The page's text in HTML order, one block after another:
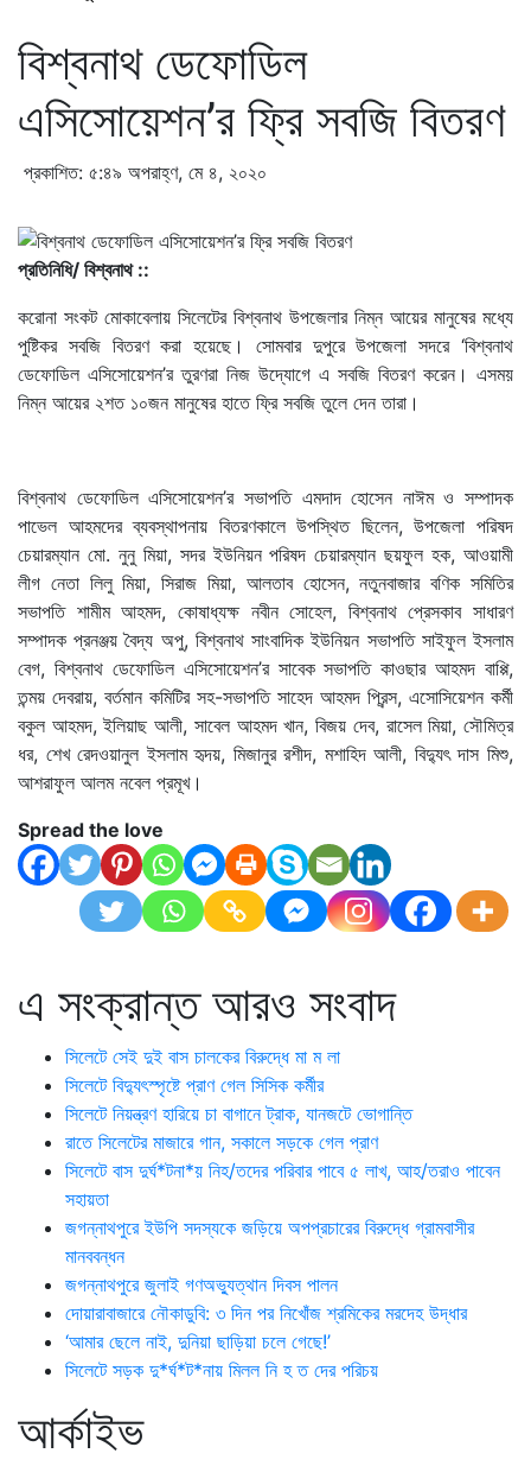
বিশ্বনাথ ডেফোডিল
এসিসোয়েশন’র ফ্রি সবজি বিতরণ
প্রকাশিত: ৫:৪৯ অপরাহ্ণ, মে ৪, ২০২০
প্রতিনিধি/ বিশ্বনাথ ::
করোনা সংকট মোকাবেলায় সিলেটের বিশ্বনাথ উপজেলার নিম্ন আয়ের মানুষের মধ্যে
পুষ্টিকর সবজি বিতরণ করা হয়েছে। সোমবার দুপুরে উপজেলা সদরে ‘বিশ্বনাথ
ডেফোডিল এসিসোয়েশন’র তুরণরা নিজ উদ্যোগে এ সবজি বিতরণ করেন। এসময়
নিম্ন আয়ের ২শত ১০জন মানুষের হাতে ফ্রি সবজি তুলে দেন তারা।
বিশ্বনাথ ডেফোডিল এসিসোয়েশন’র সভাপতি এমদাদ হোসেন নাঈম ও সম্পাদক
পাভেল আহমদের ব্যবস্থাপনায় বিতরণকালে উপস্থিত ছিলেন, উপজেলা পরিষদ
চেয়ারম্যান মো. নুনু মিয়া, সদর ইউনিয়ন পরিষদ চেয়ারম্যান ছয়ফুল হক, আওয়ামী
লীগ নেতা লিলু মিয়া, সিরাজ মিয়া, আলতাব হোসেন, নতুনবাজার বণিক সমিতির
সভাপতি শামীম আহমদ, কোষাধ্যক্ষ নবীন সোহেল, বিশ্বনাথ প্রেসকাব সাধারণ
সম্পাদক প্রনঞ্জয় বৈদ্য অপু, বিশ্বনাথ সাংবাদিক ইউনিয়ন সভাপতি সাইফুল ইসলাম
বেগ, বিশ্বনাথ ডেফোডিল এসিসোয়েশন’র সাবেক সভাপতি কাওছার আহমদ বাপ্পি,
তন্ময় দেবরায়, বর্তমান কমিটির সহ-সভাপতি সাহেদ আহমদ প্রিন্স, এসোসিয়েশন কর্মী
বকুল আহমদ, ইলিয়াছ আলী, সাবেল আহমদ খান, বিজয় দেব, রাসেল মিয়া, সৌমিত্র
ধর, শেখ রেদওয়ানুল ইসলাম হৃদয়, মিজানুর রশীদ, মশাহিদ আলী, বিদ্যুৎ দাস মিশু,
আশরাফুল আলম নবেল প্রমূখ।
Spread the love
এ সংক্রান্ত আরও সংবাদ
সিলেটে সেই দুই বাস চালকের বিরুদ্ধে মা ম লা
সিলেটে বিদ্যুৎস্পৃষ্টে প্রাণ গেল সিসিক কর্মীর
সিলেটে নিয়ন্ত্রণ হারিয়ে চা বাগানে ট্রাক, যানজটে ভোগান্তি
রাতে সিলেটের মাজারে গান, সকালে সড়কে গেল প্রাণ
সিলেটে বাস দুর্ঘ*টনা*য় নিহ/তদের পরিবার পাবে ৫ লাখ, আহ/তরাও পাবেন
সহায়তা
জগন্নাথপুরে ইউপি সদস্যকে জড়িয়ে অপপ্রচারের বিরুদ্ধে গ্রামবাসীর
মানববন্ধন
জগন্নাথপুরে জুলাই গণঅভ্যুত্থান দিবস পালন
দোয়ারাবাজারে নৌকাডুবি: ৩ দিন পর নিখোঁজ শ্রমিকের মরদেহ উদ্ধার
‘আমার ছেলে নাই, দুনিয়া ছাড়িয়া চলে গেছে!’
সিলেটে সড়ক দু*র্ঘ*ট*নায় মিলল নি হ ত দের পরিচয়
আর্কাইভ